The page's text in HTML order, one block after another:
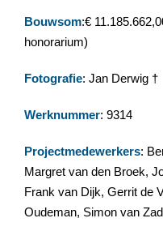
Bouwsom:€
honorarium)
Fotografie: Jan Derwig †
Werknummer: 9314
Projectmedewerkers:
Margret van den Broek,
Frank van Dijk, Gerrit de
Oudeman, Simon van